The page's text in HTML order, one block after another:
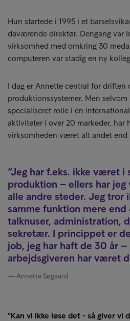
Hun startede i 1995 i et
daværende direktør. Dengang var
virksomhed med omkring 30
computeren var stadig en ny
I dag er Annette central for driften
produktionssystemer. Men selvom
specialiseret rolle i en
aktiviteter i over 20 markeder, har
virksomheden været alt andet end
Jeg har f.eks. ikke været i
produktion – ellers har
alle andre steder. Jeg tror
samme funktion mere end
talknuser, administration,
sekretær. I princippet er
job, jeg har haft de 30 år –
arbejdsgiveren har været
Annette Søgaard
"Kan vi ikke løse det - så giver vi